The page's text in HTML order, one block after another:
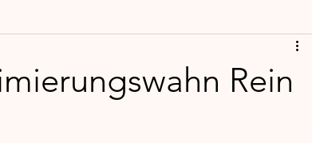
Rein